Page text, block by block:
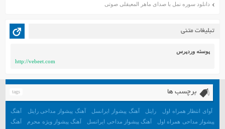
فروردین ۱۳۹۸
مرداد ۱۳۹۷
خرداد ۱۳۹۷
اردیبهشت ۱۳۹۷
دانلود سوره نمل با صدای ماهر المعیقلی صوتی
تبلیغات متنی
پوسته وردپرس
http://vebeet.com
برچسب ها tags
آوای انتظار همراه اول رایتل آهنگ پیشواز ایرانسل آهنگ پیشواز مداحی رایتل
آهنگ
پیشواز مداحی همراه اول
آهنگ پیشواز مداحی ایرانسل آهنگ پیشواز ویژه محرم آهنگ